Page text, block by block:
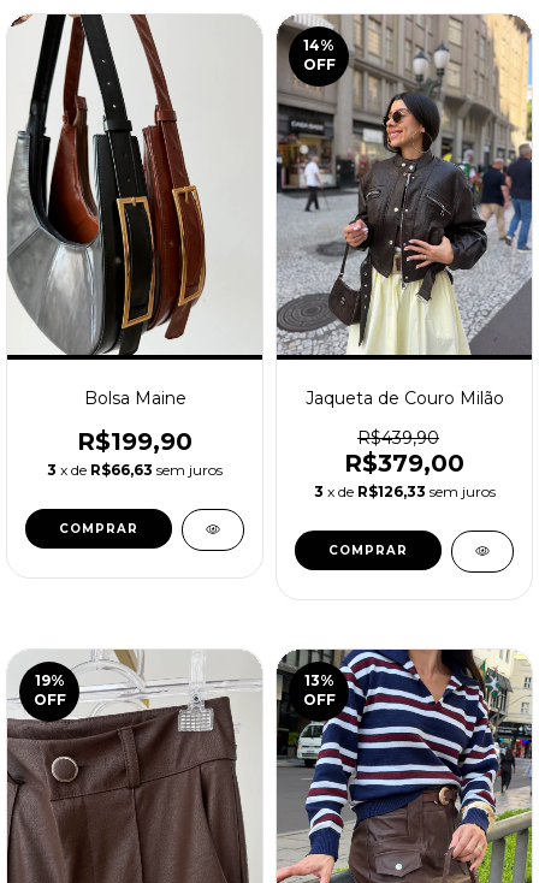
Bolsa Maine
R$199,90
3 x de R$66,63 sem juros
COMPRAR
14%
OFF
Jaqueta de Couro Milão
R$439,90
R$379,00
3 x de R$126,33 sem juros
COMPRAR
19%
OFF
13%
OFF